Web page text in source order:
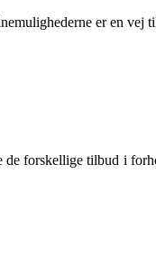
er en vej
de forskellige tilbud i